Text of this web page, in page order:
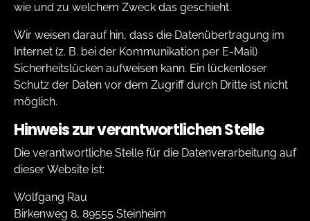
wie und zu welchem Zweck das geschieht.
Wir weisen darauf hin, dass die Datenübertragung im
Internet (z. B. bei der Kommunikation per E-Mail)
Sicherheitslücken aufweisen kann. Ein lückenloser
Schutz der Daten vor dem Zugriff durch Dritte ist nicht
möglich.
Hinweis zur verantwortlichen Stelle
Die verantwortliche Stelle für die Datenverarbeitung auf
dieser Website ist:
Wolfgang Rau
Birkenweg 8, 89555 Steinheim